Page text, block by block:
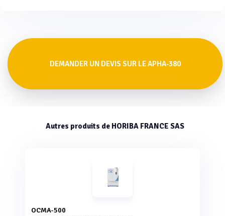
DEMANDER UN DEVIS SUR LE APHA-380
Autres produits de HORIBA FRANCE SAS
OCMA-500